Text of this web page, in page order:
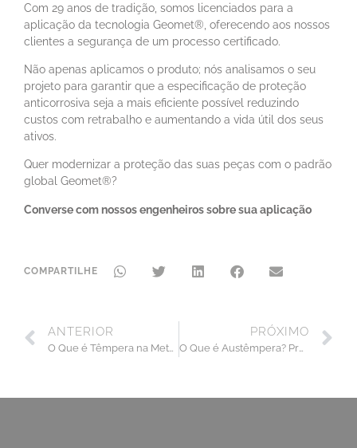
Com 29 anos de tradição, somos licenciados para a
aplicação da tecnologia Geomet®, oferecendo aos nossos
clientes a segurança de um processo certificado.
Não apenas aplicamos o produto; nós analisamos o seu
projeto para garantir que a especificação de proteção
anticorrosiva seja a mais eficiente possível reduzindo
custos com retrabalho e aumentando a vida útil dos seus
ativos.
Quer modernizar a proteção das suas peças com o padrão
global Geomet®?
Converse com nossos engenheiros sobre sua aplicação
COMPARTILHE
ANTERIOR
O Que é Têmpera na Metalurgia? A Ciência por Trás da Dureza e Resistência
PRÓXIMO
O Que é Austêmpera? Precisão Técnica para Peças